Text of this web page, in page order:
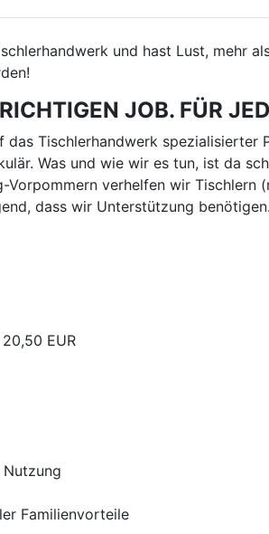
und hast Lust, mehr
JOB. FÜR
Tischlerhandwerk spezialisierter
Was und wie wir es tun, ist da
Vorpommern verhelfen wir
dass wir Unterstützung
EUR
Familienvorteile